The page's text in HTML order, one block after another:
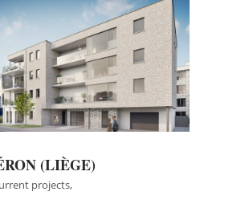
PROJECTS
PRESS
CONTACT
EN
FR
(LIÈGE)
projects,